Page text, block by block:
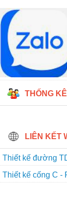
THỐNG
LIÊN KẾT
Thiết kế đường
Thiết kế cống C -